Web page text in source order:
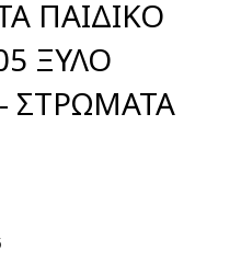
ΠΑΙΔΙΚΟ
ΞΥΛΟ
ΣΤΡΩΜΑΤΑ